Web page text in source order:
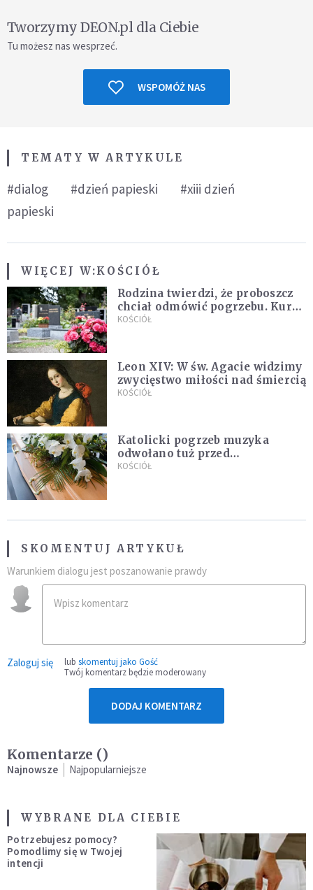
Tworzymy DEON.pl dla Ciebie
Tu możesz nas wesprzeć.
WSPOMÓŻ NAS
TEMATY W ARTYKULE
#dialog #dzień papieski
#xiii dzień
papieski
WIĘCEJ W:KOŚCIÓŁ
Rodzina twierdzi, że proboszcz
chciał odmówić pogrzebu. Kuria
zapowiada wyjaśnienia
KOŚCIÓŁ
Leon XIV: W św. Agacie widzimy
zwycięstwo miłości nad śmiercią
KOŚCIÓŁ
Katolicki pogrzeb muzyka
odwołano tuż przed
uroczystością. Powodem była
KOŚCIÓŁ
SKOMENTUJ ARTYKUŁ
Warunkiem dialogu jest poszanowanie prawdy
Zaloguj się lub skomentuj jako Gość
Twój komentarz będzie moderowany
DODAJ KOMENTARZ
Komentarze ()
Najnowsze Najpopularniejsze
WYBRANE DLA CIEBIE
Potrzebujesz pomocy?
Pomodlimy się w Twojej
intencji